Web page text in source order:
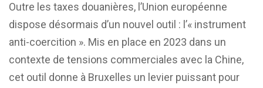
Outre les taxes douanières, l’Union européenne
dispose désormais d’un nouvel outil : l’« instrument
anti-coercition ». Mis en place en 2023 dans un
contexte de tensions commerciales avec la Chine,
cet outil donne à Bruxelles un levier puissant pour